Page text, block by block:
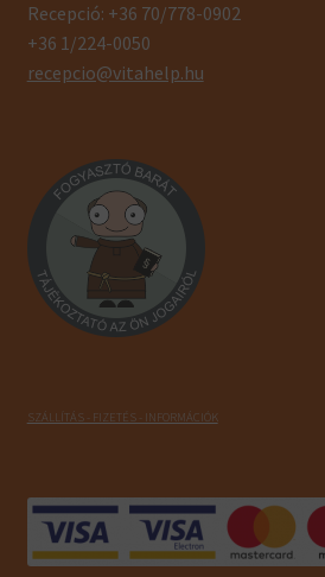
Recepció: +36 70/778-0902
+36 1/224-0050
recepcio@vitahelp.hu
SZÁLLÍTÁS - FIZETÉS - INFORMÁCIÓK